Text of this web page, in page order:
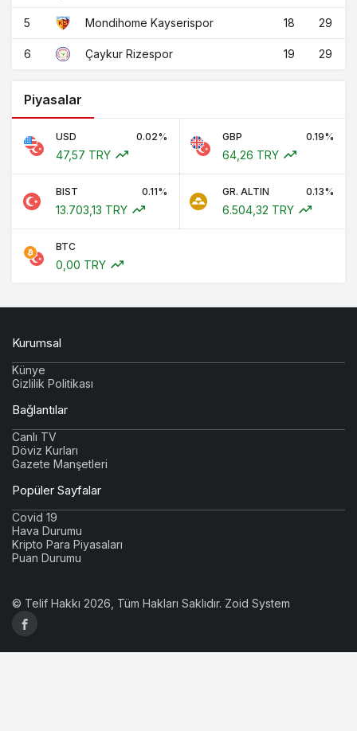
5 Mondihome Kayserispor 18 29
6 Çaykur Rizespor 19 29
Piyasalar
USD 0.02%
47,57 TRY
GBP 0.19%
64,26 TRY
BIST 0.11%
13.703,13 TRY
GR. ALTIN 0.13%
6.504,32 TRY
BTC
0,00 TRY
Kurumsal
Künye
Gizlilik Politikası
Bağlantılar
Canlı TV
Döviz Kurları
Gazete Manşetleri
Popüler Sayfalar
Covid 19
Hava Durumu
Kripto Para Piyasaları
Puan Durumu
© Telif Hakkı 2026, Tüm Hakları Saklıdır. Zoid System